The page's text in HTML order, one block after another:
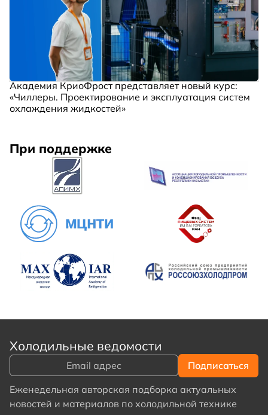
Академия КриоФрост представляет новый курс:
«Чиллеры. Проектирование и эксплуатация систем
охлаждения жидкостей»
При поддержке
Холодильные ведомости
Еженедельная авторская подборка актуальных
новостей и материалов по холодильной технике